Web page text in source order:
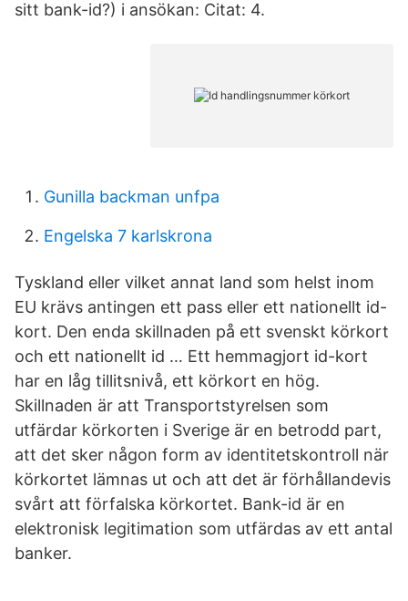
sitt bank-id?) i ansökan: Citat: 4.
Gunilla backman unfpa
Engelska 7 karlskrona
Tyskland eller vilket annat land som helst inom
EU krävs antingen ett pass eller ett nationellt id-
kort. Den enda skillnaden på ett svenskt körkort
och ett nationellt id … Ett hemmagjort id-kort
har en låg tillitsnivå, ett körkort en hög.
Skillnaden är att Transport­styrelsen som
utfärdar körkorten i Sverige är en betrodd part,
att det sker någon form av identitetskontroll när
körkortet lämnas ut och att det är förhållandevis
svårt att förfalska körkortet. Bank-id är en
elektronisk legitimation som utfärdas av ett antal
banker.